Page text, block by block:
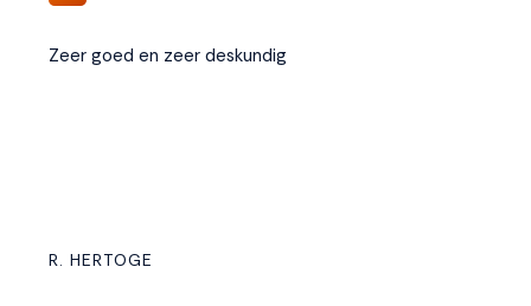
Zeer goed en zeer deskundig
R. HERTOGE